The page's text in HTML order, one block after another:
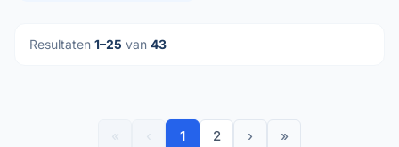
Resultaten 1–25 van 43
1 2 › »